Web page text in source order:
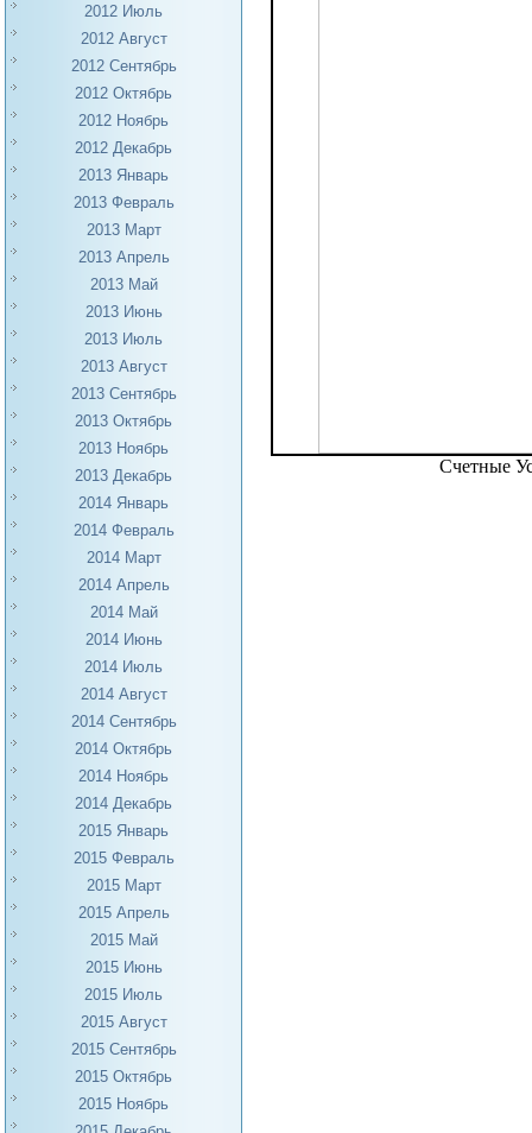
2012 Июль
2012 Август
2012 Сентябрь
2012 Октябрь
2012 Ноябрь
2012 Декабрь
2013 Январь
2013 Февраль
2013 Март
2013 Апрель
2013 Май
2013 Июнь
2013 Июль
2013 Август
2013 Сентябрь
2013 Октябрь
2013 Ноябрь
2013 Декабрь
2014 Январь
2014 Февраль
2014 Март
2014 Апрель
2014 Май
2014 Июнь
2014 Июль
2014 Август
2014 Сентябрь
2014 Октябрь
2014 Ноябрь
2014 Декабрь
2015 Январь
2015 Февраль
2015 Март
2015 Апрель
2015 Май
2015 Июнь
2015 Июль
2015 Август
2015 Сентябрь
2015 Октябрь
2015 Ноябрь
Счетные